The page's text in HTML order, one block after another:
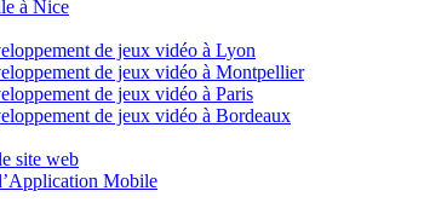
à Nice
de jeux vidéo à Lyon
de jeux vidéo à Montpellier
de jeux vidéo à Paris
de jeux vidéo à Bordeaux
site web
Mobile